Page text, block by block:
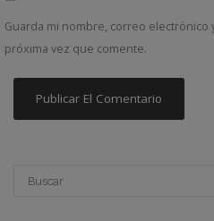
Guarda mi nombre, correo electrónico
próxima vez que comente.